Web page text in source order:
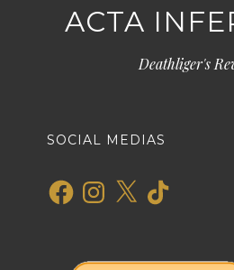
ACTA
Deathliger's
SOCIAL MEDIAS
FacebookInstagram
X TikTok